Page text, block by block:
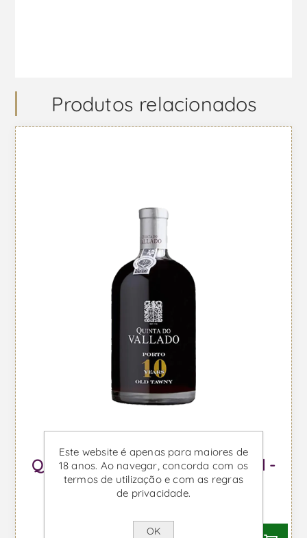
Produtos relacionados
Quinta do Vallado 10 Anos 500ml -
Vinho do Porto
Este website é apenas para maiores de
18 anos. Ao navegar, concorda com os
termos de utilização e com as regras
de privacidade.
OK